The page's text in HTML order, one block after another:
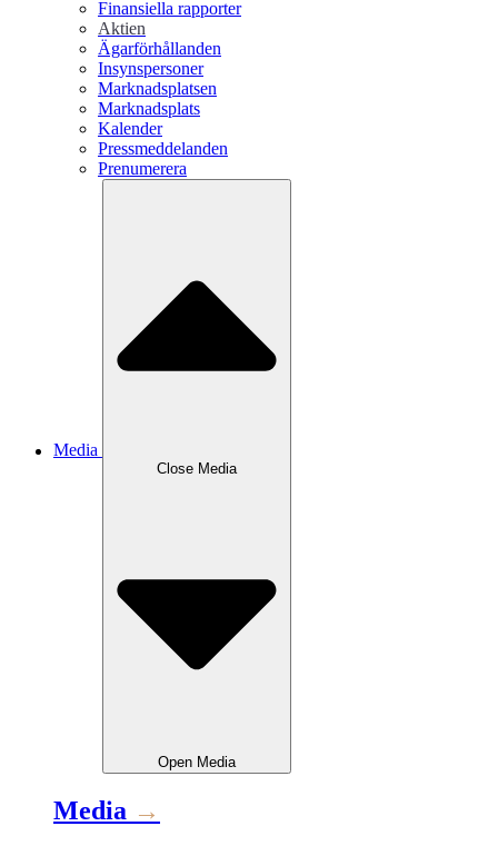
Finansiella rapporter
Aktien
Ägarförhållanden
Insynspersoner
Marknadsplatsen
Marknadsplats
Kalender
Pressmeddelanden
Prenumerera
Media
Close Media
Open Media
Media →